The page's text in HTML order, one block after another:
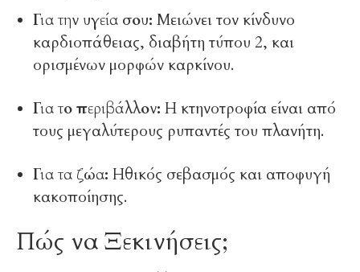
Για την υγεία σου: Μειώνει τον κίνδυνο
καρδιοπάθειας, διαβήτη τύπου 2, και
ορισμένων μορφών καρκίνου.
Για το περιβάλλον: Η κτηνοτροφία είναι από
τους μεγαλύτερους ρυπαντές του πλανήτη.
Για τα ζώα: Ηθικός σεβασμός και αποφυγή
κακοποίησης.
Πώς να Ξεκινήσεις;